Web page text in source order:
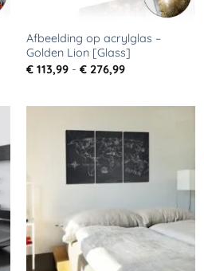
Afbeelding op acrylglas –
Golden Lion [Glass]
€ 113,99 - € 276,99Prijsklasse:
Toevoegen
verlanglijst